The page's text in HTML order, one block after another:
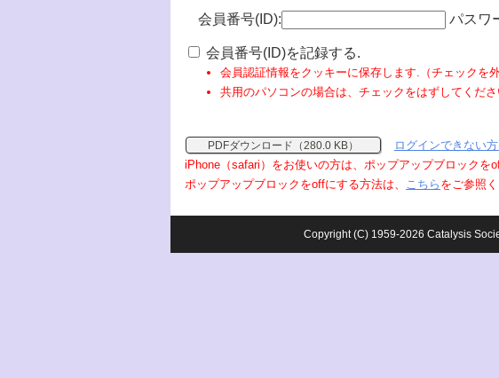
会員番号(ID): パスワ
会員番号(ID)を記録する.
会員認証情報をクッキーに保存します.（チェックを
共用のパソコンの場合は、チェックをはずしてくださ
PDFダウンロード（280.0 KB）
ログインできない
iPhone（safari）をお使いの方は、ポップアップブロックを
ポップアップブロックをoffにする方法は、 こちら をご参照く
Copyright (C) 1959-2026 Catalysis